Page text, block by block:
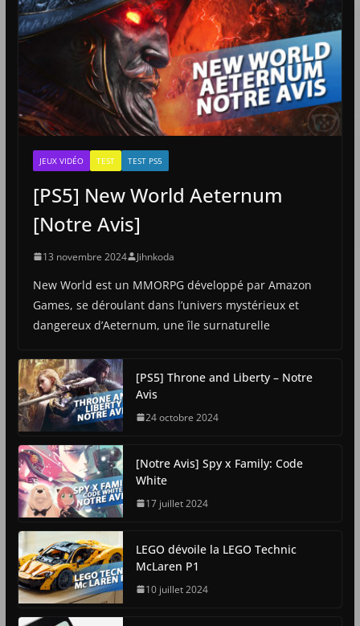
JEUX VIDÉO TEST TEST PS5
[PS5] New World Aeternum
[Notre Avis]
13 novembre 2024 Jihnkoda
New World est un MMORPG développé par Amazon
Games, se déroulant dans l’univers mystérieux et
dangereux d’Aeternum, une île surnaturelle
[PS5] Throne and Liberty – Notre
Avis
24 octobre 2024
[Notre Avis] Spy x Family: Code
White
17 juillet 2024
LEGO dévoile la LEGO Technic
McLaren P1
10 juillet 2024